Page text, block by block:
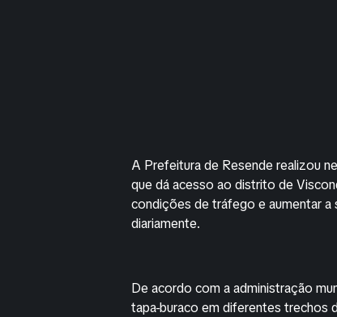
A Prefeitura de Resende realizou
que dá acesso ao distrito de
condições de tráfego e aumentar
diariamente.
De acordo com a administração
tapa-buraco em diferentes trechos